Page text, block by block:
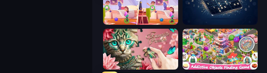
Find Differences: Spot 'Em All
Favorite Puzzles Scavenger Hunt - Hidden Items